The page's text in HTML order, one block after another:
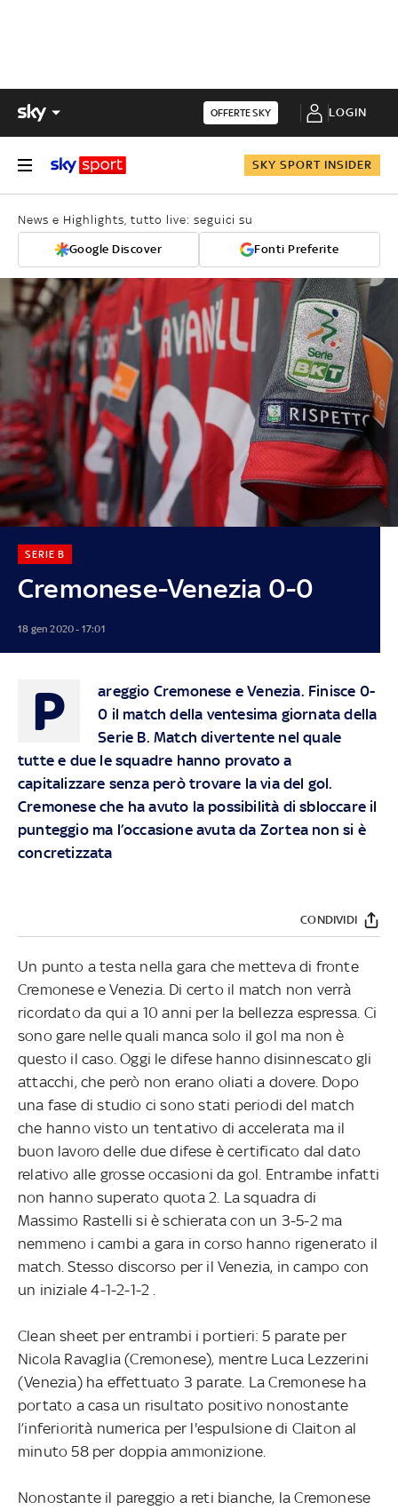
OFFERTE SKY LOGIN
SKY SPORT INSIDER
News e Highlights, tutto live: seguici su
Google Discover Fonti Preferite
Cremonese-Venezia 0-0
SERIE B
18 gen 2020 - 17:01
P
areggio Cremonese e Venezia. Finisce 0-
0 il match della ventesima giornata della
Serie B. Match divertente nel quale
tutte e due le squadre hanno provato a
capitalizzare senza però trovare la via del gol.
Cremonese che ha avuto la possibilità di sbloccare il
punteggio ma l’occasione avuta da Zortea non si è
concretizzata
CONDIVIDI
Un punto a testa nella gara che metteva di fronte
Cremonese e Venezia. Di certo il match non verrà
ricordato da qui a 10 anni per la bellezza espressa. Ci
sono gare nelle quali manca solo il gol ma non è
questo il caso. Oggi le difese hanno disinnescato gli
attacchi, che però non erano oliati a dovere. Dopo
una fase di studio ci sono stati periodi del match
che hanno visto un tentativo di accelerata ma il
buon lavoro delle due difese è certificato dal dato
relativo alle grosse occasioni da gol. Entrambe infatti
non hanno superato quota 2. La squadra di
Massimo Rastelli si è schierata con un 3-5-2 ma
nemmeno i cambi a gara in corso hanno rigenerato il
match. Stesso discorso per il Venezia, in campo con
un iniziale 4-1-2-1-2 .
Clean sheet per entrambi i portieri: 5 parate per
Nicola Ravaglia (Cremonese), mentre Luca Lezzerini
(Venezia) ha effettuato 3 parate. La Cremonese ha
portato a casa un risultato positivo nonostante
l’inferiorità numerica per l'espulsione di Claiton al
minuto 58 per doppia ammonizione.
Nonostante il pareggio a reti bianche, la Cremonese